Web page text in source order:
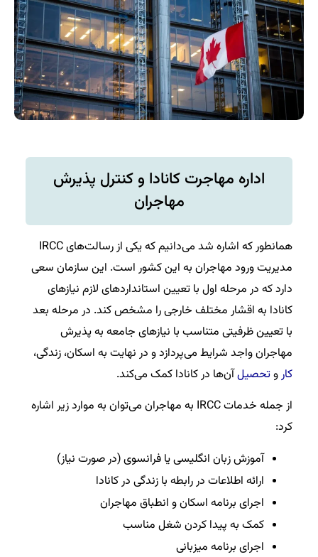
اداره مهاجرت کانادا و کنترل پذیرش
مهاجران
همانطور که اشاره شد می‌د‌انیم که یکی از رسالت‌های IRCC
مدیریت ورود مهاجران به این کشور است. این سازمان سعی
دارد که در مرحله اول با تعیین استانداردهای لازم نیازهای
کانادا به اقشار مختلف خارجی را مشخص کند. در مرحله بعد
با تعیین ظرفیتی متناسب‌ با نیازهای جامعه به پذیرش
مهاجران واجد شرایط می‌پردازد و در نهایت به اسکان، زندگی،
کاروتحصیلآن‌ها در کانادا کمک می‌کند.
از جمله خدمات IRCC به مهاجران می‌توان به موارد زیر اشاره
کرد:
آموزش زبان انگلیسی یا فرانسوی (در صورت نیاز)
ارائه اطلاعات در رابطه با زندگی در کانادا
اجرای برنامه اسکان و انطباق مهاجران
کمک به پیدا کردن شغل مناسب
اجرای برنامه میزبانی